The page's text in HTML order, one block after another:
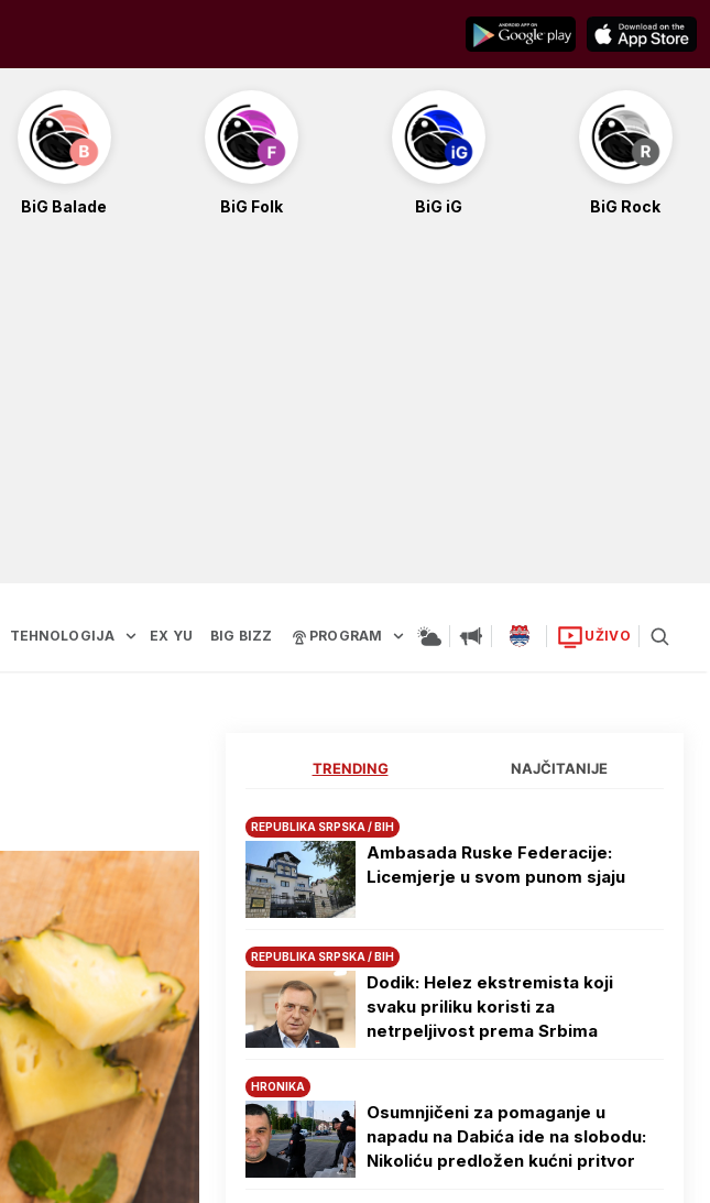
BiG Balade BiG Folk BiG iG BiG Rock
TEHNOLOGIJA EX YU BIG BIZZ PROGRAM UŽIVO
TRENDING NAJČITANIJE
REPUBLIKA SRPSKA / BIH
Ambasada Ruske Federacije:
Licemjerje u svom punom sjaju
REPUBLIKA SRPSKA / BIH
Dodik: Helez ekstremista koji
svaku priliku koristi za
netrpeljivost prema Srbima
HRONIKA
Osumnjičeni za pomaganje u
napadu na Dabića ide na slobodu:
Nikoliću predložen kućni pritvor